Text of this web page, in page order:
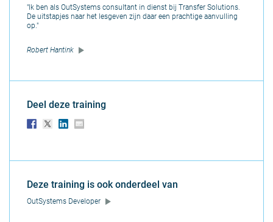
"Ik ben als OutSystems consultant in dienst bij Transfer Solutions.
De uitstapjes naar het lesgeven zijn daar een prachtige aanvulling
op."
Robert Hantink
Deel deze training
Deze training is ook onderdeel van
OutSystems Developer